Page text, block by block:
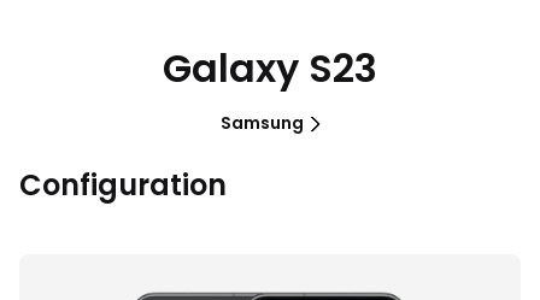
Galaxy S23
Samsung
Configuration
Images